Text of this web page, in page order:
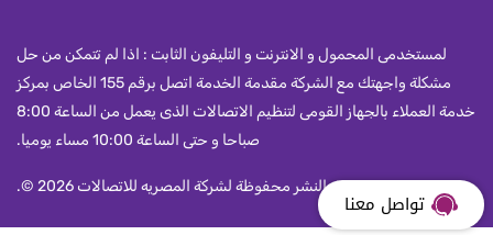
لمستخدمى المحمول و الانترنت و التليفون الثابت : اذا لم تتمكن من حل
مشكلة واجهتك مع الشركة مقدمة الخدمة اتصل برقم 155 الخاص بمركز
خدمة العملاء بالجهاز القومى لتنظيم الاتصالات الذى يعمل من الساعة 8:00
صباحا و حتى الساعة 10:00 مساء يوميا.
جميع حقوق النشر محفوظة لشركة المصريه للاتصالات 2026 ©.
تواصل معنا